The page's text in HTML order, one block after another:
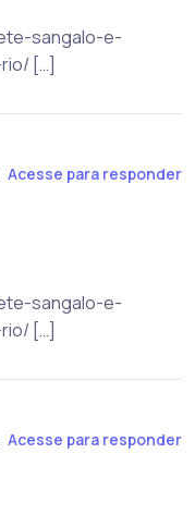
sangalo-e-
[…]
Acesse para responder
sangalo-e-
[…]
Acesse para responder